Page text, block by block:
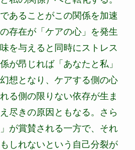
あることがこの関係を加速
存在が「ケアの心」を発生
を与えると同時にストレス
が昂じれば「あなたと私」
想となり、ケアする側の心
る側の限りない依存が生ま
尽きの原因ともなる。さら
が賞賛される一方で、それ
しれないという自己分裂が